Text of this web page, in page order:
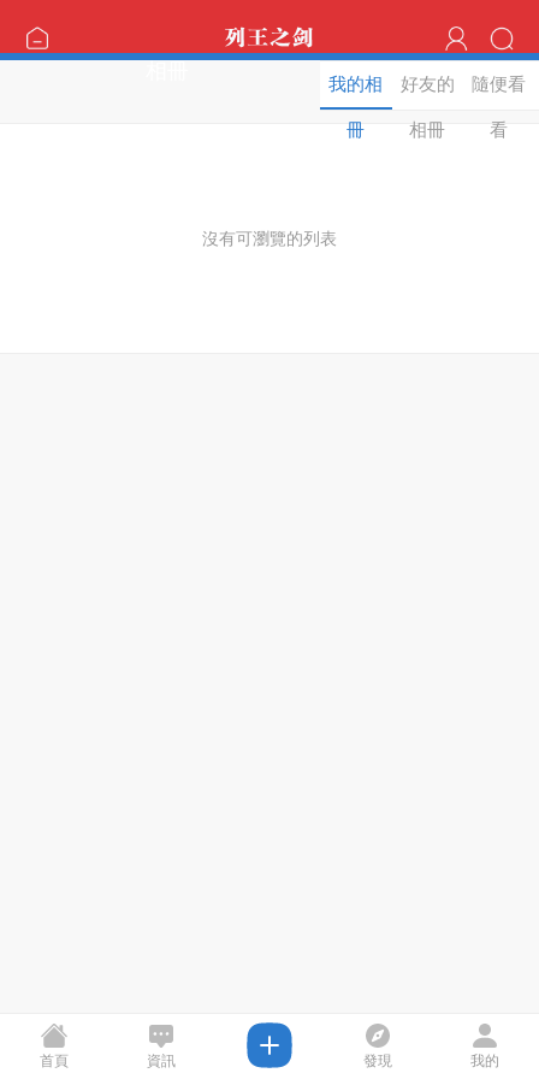
我的相
冊
好友的
相冊
隨便看
看
沒有可瀏覽的列表
首頁 資訊 發現 我的